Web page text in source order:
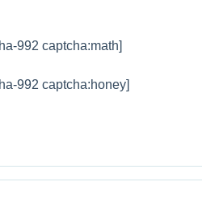
992 captcha:math]
992 captcha:honey]